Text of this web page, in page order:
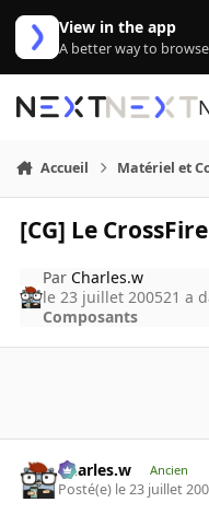
Aller au contenu
View in the app
A better way to
Accueil Matériel et
[CG] Le
ParCharles.w
le 23 juillet 200521 a
Composants
Charles.w Ancien
Posté(e) le 23 juillet